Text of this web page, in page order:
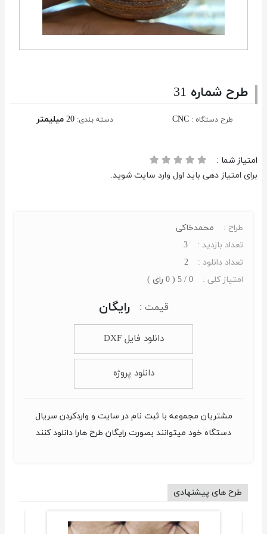
طرح شماره 31
طرح دستگاه : CNC دسته بندی: 20 میلیمتر
امتیاز شما :
برای امتیاز دهی باید اول وارد سایت شوید.
طراح :
محمدخاکی
تعداد بازدید :
3
تعداد دانلود :
2
امتیاز کلی :
0 / 5 ( 0 رای )
قیمت : رایگان
دانلود فایل DXF
دانلود پروژه
مشتریان مجموعه با ثبت نام در سایت و واردکردن سریال
دستگاه خود میتوانند بصورت رایگان طرح هارا دانلود کنند
طرح های پیشنهادی